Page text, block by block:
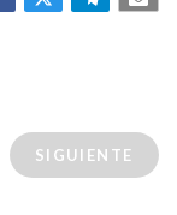
SIGUIENTE